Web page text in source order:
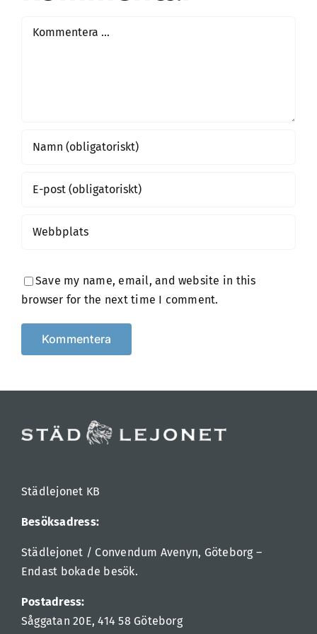
Comment
Save my name, email, and website in this
browser for the next time I comment.
Städlejonet KB
Besöksadress:
Städlejonet / Convendum Avenyn, Göteborg –
Endast bokade besök.
Postadress:
Såggatan 20E, 414 58 Göteborg